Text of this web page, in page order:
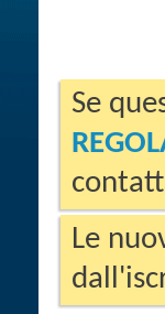
Se
Le